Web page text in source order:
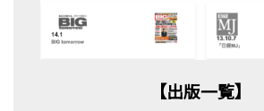
【出版一覧】